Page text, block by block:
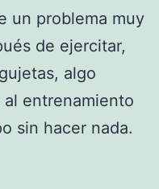
un problema muy
de ejercitar,
algo
entrenamiento
sin hacer nada.